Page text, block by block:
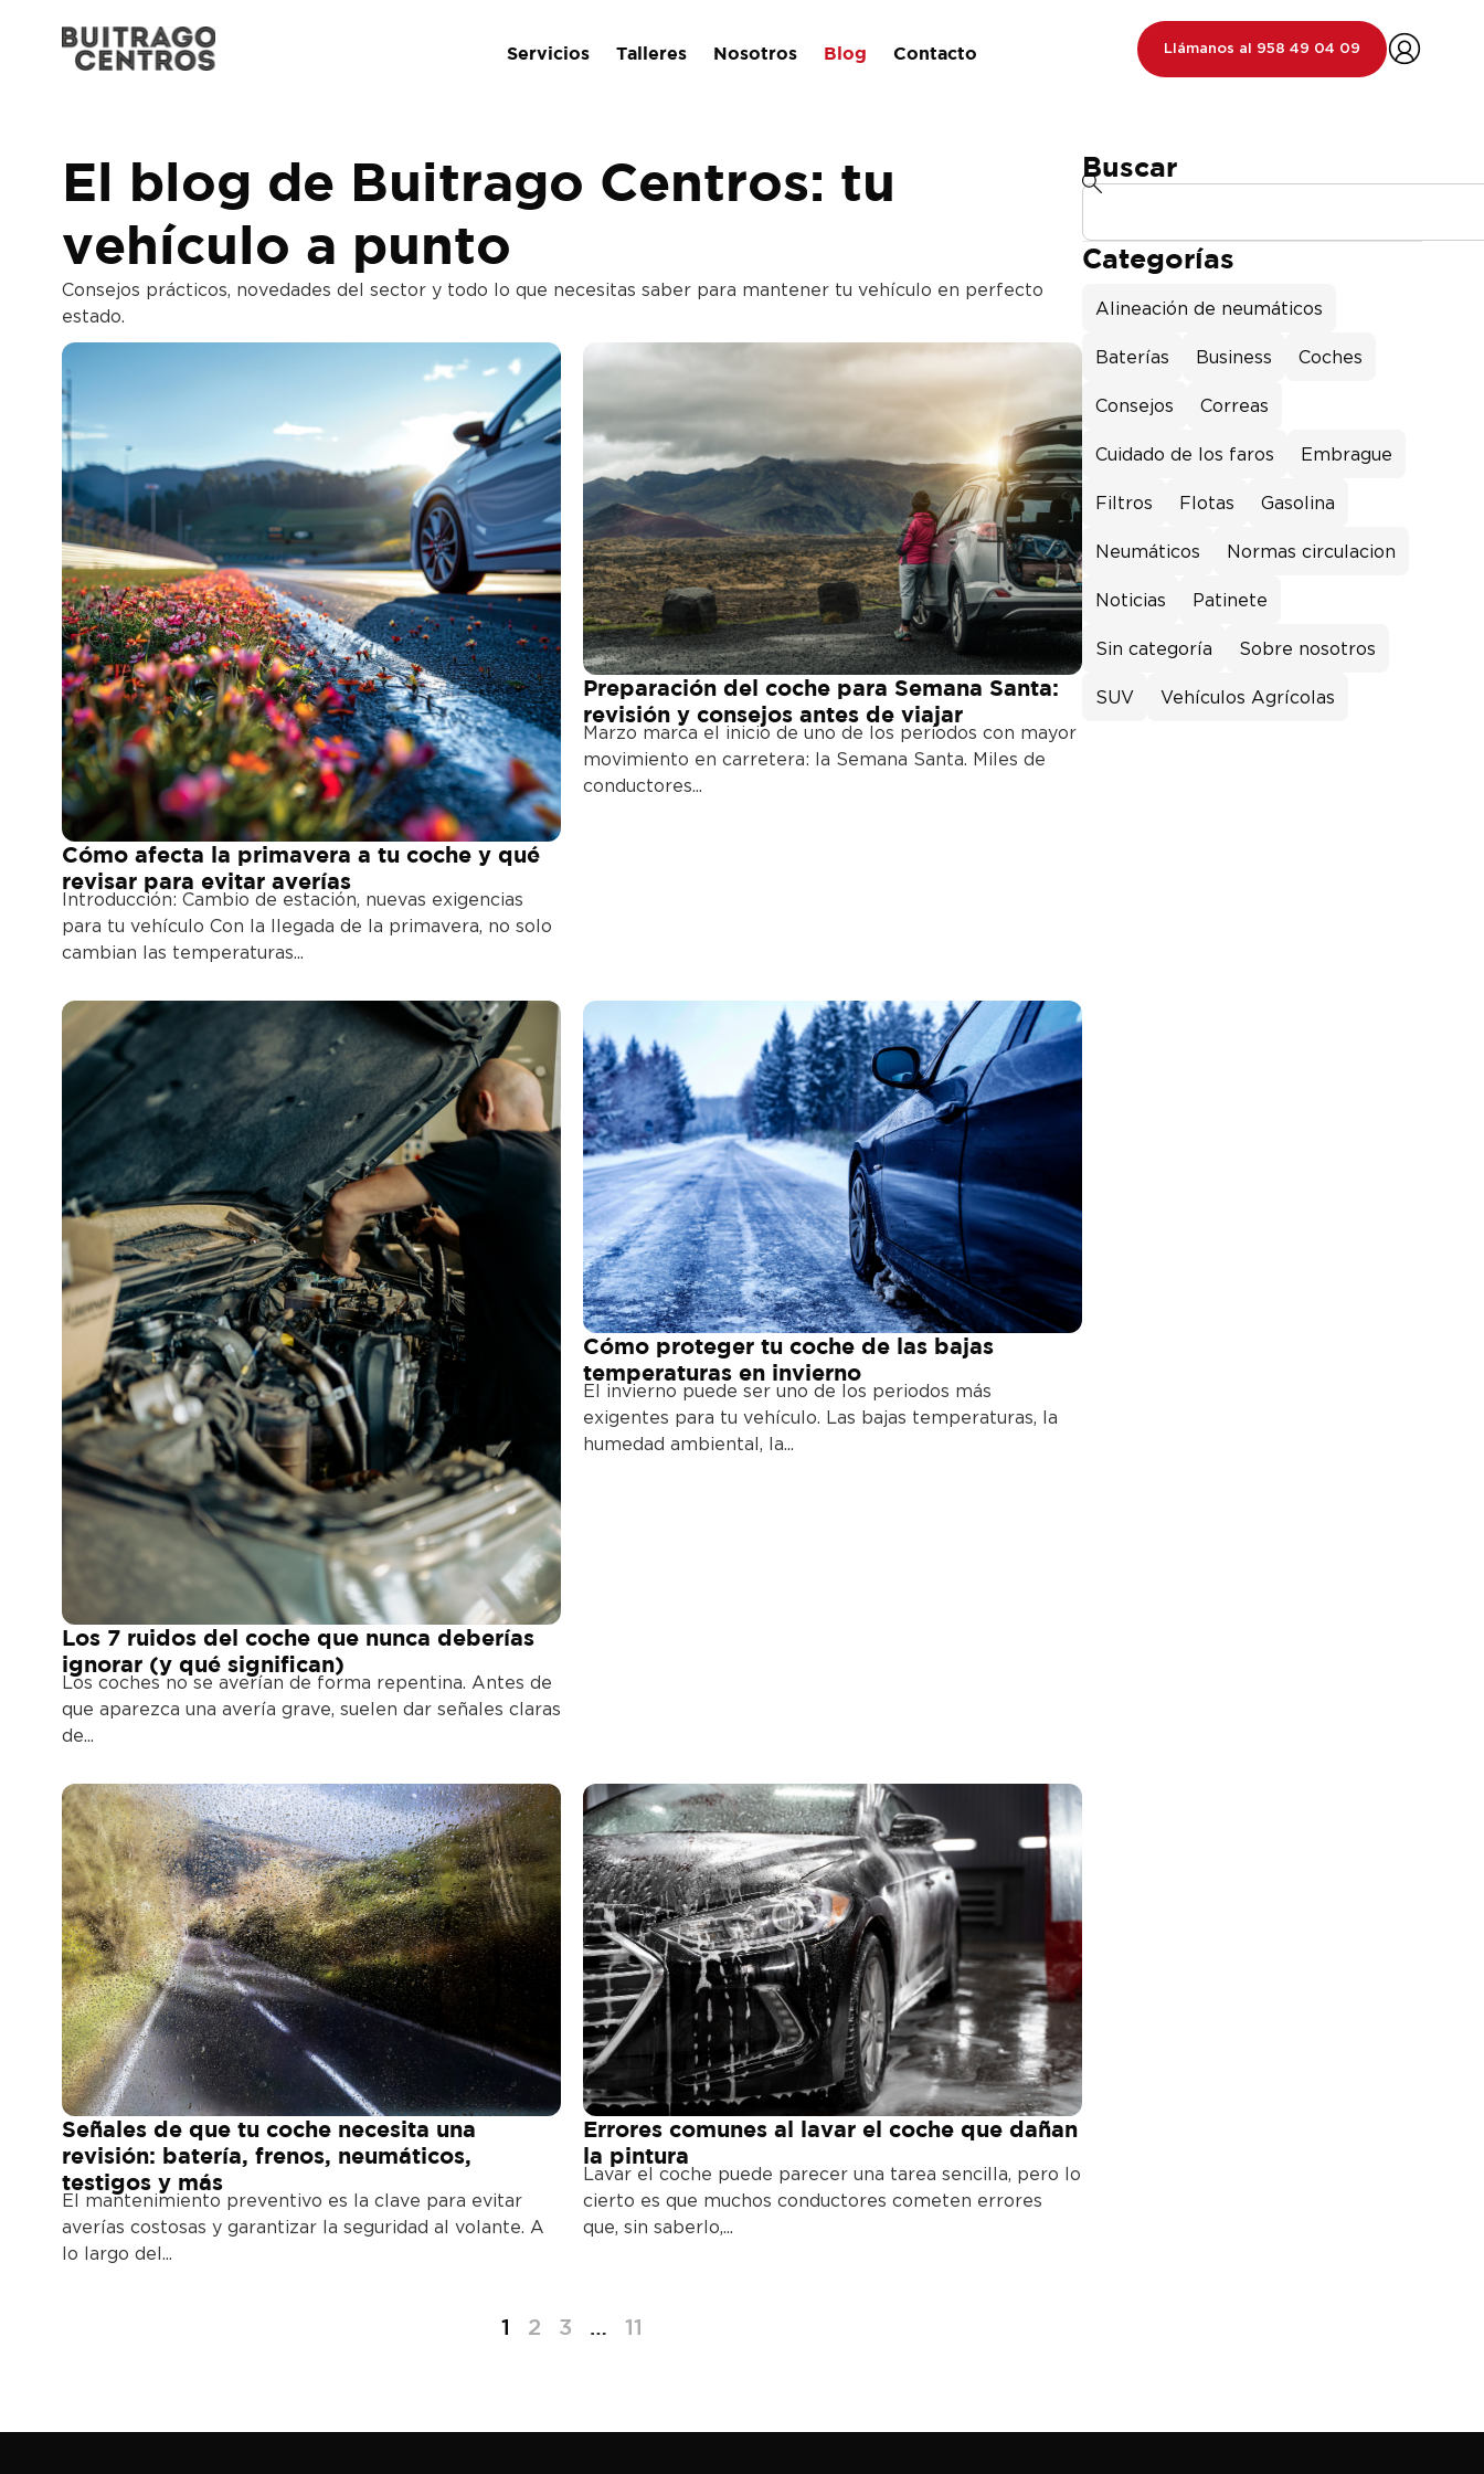
Servicios Talleres Nosotros Blog Contacto Llámanos al 958 49 04 09
El blog de Buitrago Centros: tu
vehículo a punto
Consejos prácticos, novedades del sector y todo lo que necesitas saber para mantener tu vehículo en perfecto
estado.
Cómo afecta la primavera a tu coche y qué
revisar para evitar averías
Introducción: Cambio de estación, nuevas exigencias
para tu vehículo Con la llegada de la primavera, no solo
cambian las temperaturas...
Preparación del coche para Semana Santa:
revisión y consejos antes de viajar
Marzo marca el inicio de uno de los periodos con mayor
movimiento en carretera: la Semana Santa. Miles de
conductores...
Los 7 ruidos del coche que nunca deberías
ignorar (y qué significan)
Los coches no se averían de forma repentina. Antes de
que aparezca una avería grave, suelen dar señales claras
de...
Cómo proteger tu coche de las bajas
temperaturas en invierno
El invierno puede ser uno de los periodos más
exigentes para tu vehículo. Las bajas temperaturas, la
humedad ambiental, la...
Señales de que tu coche necesita una
revisión: batería, frenos, neumáticos,
testigos y más
El mantenimiento preventivo es la clave para evitar
averías costosas y garantizar la seguridad al volante. A
lo largo del...
Errores comunes al lavar el coche que dañan
la pintura
Lavar el coche puede parecer una tarea sencilla, pero lo
cierto es que muchos conductores cometen errores
que, sin saberlo,...
1 2 3 … 11
Buscar
Categorías
Alineación de neumáticos
Baterías Business Coches
Consejos Correas
Cuidado de los faros Embrague
Filtros Flotas Gasolina
Neumáticos Normas circulacion
Noticias Patinete
Sin categoría Sobre nosotros
SUV Vehículos Agrícolas